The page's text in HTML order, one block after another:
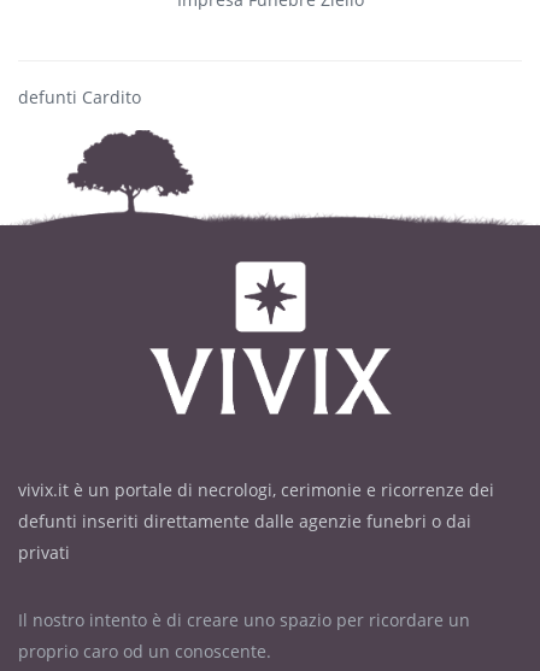
defunti Cardito
vivix.it è un portale di necrologi, cerimonie e ricorrenze dei
defunti inseriti direttamente dalle agenzie funebri o dai
privati
Il nostro intento è di creare uno spazio per ricordare un
proprio caro od un conoscente.